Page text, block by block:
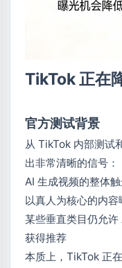
TikTok 正在
官方测试背景
从 TikTok 内部测试
出非常清晰的信号：
AI 生成视频的整体
以真人为核心的内
某些垂直类目仍允许
获得推荐
本质上，TikTok 正